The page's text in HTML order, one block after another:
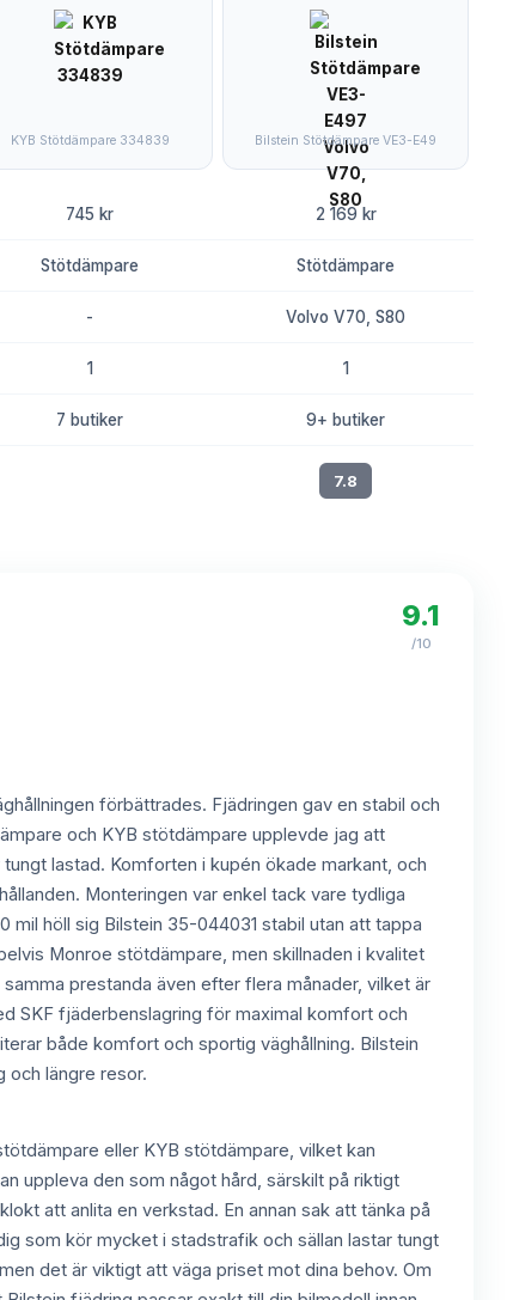
KYB Stötdämpare 334839 Bilstein Stötdämpare VE3-E49
745 kr 2 169 kr
Stötdämpare Stötdämpare
- Volvo V70, S80
1 1
7 butiker 9+ butiker
7.8
9.1
/10
förbättrades. Fjädringen gav en stabil och
och KYB stötdämpare upplevde jag att
lastad. Komforten i kupén ökade markant, och
Monteringen var enkel tack vare tydliga
höll sig Bilstein 35-044031 stabil utan att tappa
Monroe stötdämpare, men skillnaden i kvalitet
prestanda även efter flera månader, vilket är
SKF fjäderbenslagring för maximal komfort och
både komfort och sportig väghållning. Bilstein
och längre resor.
eller KYB stötdämpare, vilket kan
uppleva den som något hård, särskilt på riktigt
att anlita en verkstad. En annan sak att tänka på
som kör mycket i stadstrafik och sällan lastar tungt
det är viktigt att väga priset mot dina behov. Om